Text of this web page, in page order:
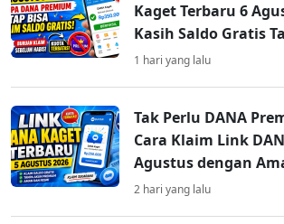
Kaget Terbaru 6
Kasih Saldo Gratis
1 hari yang lalu
Tak Perlu DANA
Cara Klaim Link
Agustus dengan
2 hari yang lalu